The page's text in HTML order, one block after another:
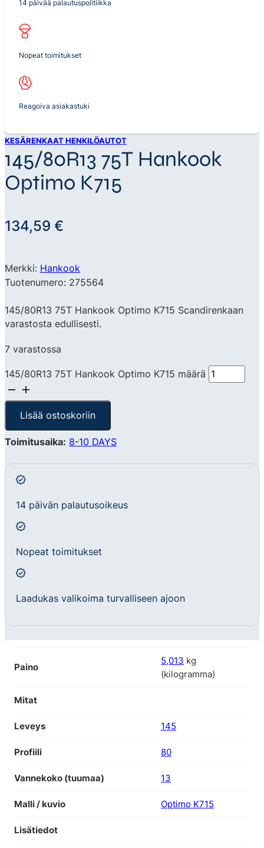
14 päivää palautuspolitiikka
Nopeat toimitukset
Reagoiva asiakastuki
KESÄRENKAAT HENKILÖAUTOT
145/80R13 75T Hankook
Optimo K715
134,59 €
Merkki: Hankook
Tuotenumero: 275564
145/80R13 75T Hankook Optimo K715 Scandirenkaan
varastosta edullisesti.
7 varastossa
145/80R13 75T Hankook Optimo K715 määrä
Lisää ostoskoriin
Toimitusaika: 8-10 DAYS
14 päivän palautusoikeus
Nopeat toimitukset
Laadukas valikoima turvalliseen ajoon
Paino
5,013 kg
(kilogramma)
Mitat
Leveys 145
Profiili 80
Vannekoko (tuumaa) 13
Malli / kuvio Optimo K715
Lisätiedot